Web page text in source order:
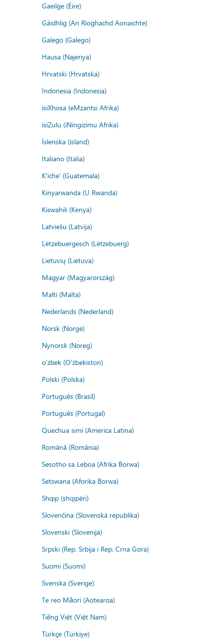
Gaeilge (Éire)
Gàidhlig (An Rìoghachd Aonaichte)
Galego (Galego)
Hausa (Najeriya)
Hrvatski (Hrvatska)
Indonesia (Indonesia)
isiXhosa (eMzantsi Afrika)
isiZulu (iNingizimu Afrika)
Íslenska (ísland)
Italiano (Italia)
K'iche' (Guatemala)
Kinyarwanda (U Rwanda)
Kiswahili (Kenya)
Latviešu (Latvija)
Lëtzebuergesch (Lëtzebuerg)
Lietuvių (Lietuva)
Magyar (Magyarország)
Malti (Malta)
Nederlands (Nederland)
Norsk (Norge)
Nynorsk (Noreg)
o'zbek (O'zbekiston)
Polski (Polska)
Português (Brasil)
Português (Portugal)
Quechua simi (America Latina)
Română (România)
Sesotho sa Leboa (Afrika Borwa)
Setswana (Aforika Borwa)
Shqip (shqipëri)
Slovenčina (Slovenská republika)
Slovenski (Slovenija)
Srpski (Rep. Srbija i Rep. Crna Gora)
Suomi (Suomi)
Svenska (Sverige)
Te reo Māori (Aotearoa)
Tiếng Việt (Việt Nam)
Türkçe (Türkiye)